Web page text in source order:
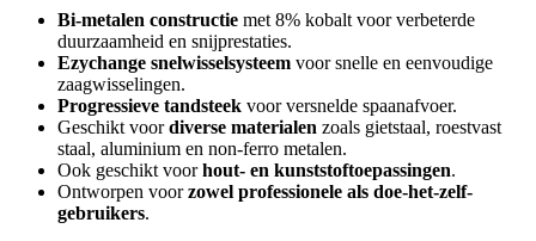
Bi-metalen constructie met 8% kobalt voor verbeterde
duurzaamheid en snijprestaties.
Ezychange snelwisselsysteem voor snelle en eenvoudige
zaagwisselingen.
Progressieve tandsteek voor versnelde spaanafvoer.
Geschikt voordiverse materialen zoals gietstaal, roestvast
staal, aluminium en non-ferro metalen.
Ook geschikt voorhout- en kunststoftoepassingen.
Ontworpen voorzowel professionele als doe-het-zelf-
gebruikers.